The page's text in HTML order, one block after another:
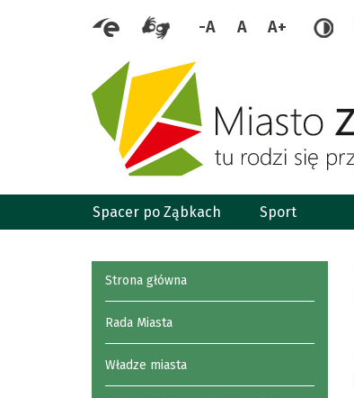
-A A A+
Spacer po Ząbkach Sport
Strona główna
Rada Miasta
Władze miasta